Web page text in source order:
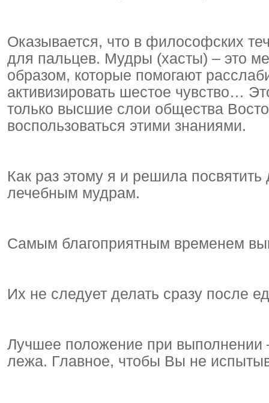
Оказывается, что в философских
для пальцев. Мудры (хасты) – это
образом, которые помогают
активизировать шестое чувство…
только высшие слои общества
воспользоваться этими знаниями.
Как раз этому я и решила
лечебным мудрам.
Самым благоприятным временем
Их не следует делать сразу после
Лучшее положение при выполнении
лежа. Главное, чтобы Вы не